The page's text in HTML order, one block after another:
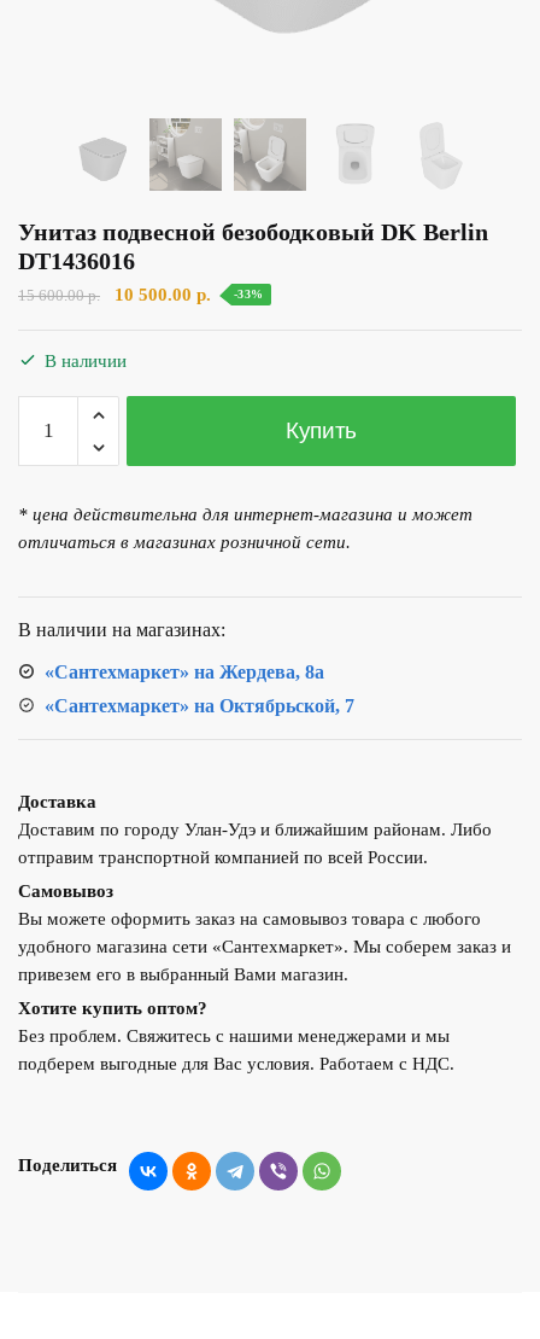
Унитаз подвесной безободковый DK Berlin
DT1436016
15 600.00р.
Первоначальная
600.00 р..
10 500.00 р. Текущая
-33%
В наличии
Количество
товара
Унитаз
безободковый
DK
Купить
* цена действительна для интернет-магазина и может
отличаться в магазинах розничной сети.
В наличии на магазинах:
«Сантехмаркет» на Жердева, 8а
«Сантехмаркет» на Октябрьской, 7
Доставка
Доставим по городу Улан-Удэ и ближайшим районам. Либо
отправим транспортной компанией по всей России.
Самовывоз
Вы можете оформить заказ на самовывоз товара с любого
удобного магазина сети «Сантехмаркет». Мы соберем заказ и
привезем его в выбранный Вами магазин.
Хотите купить оптом?
Без проблем. Свяжитесь с нашими менеджерами и мы
подберем выгодные для Вас условия. Работаем с НДС.
Поделиться